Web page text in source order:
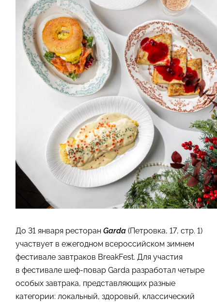
До 31 января ресторан Garda (Петровка, 17, стр. 1)
участвует в ежегодном всероссийском зимнем
фестивале завтраков BreakFest. Для участия
в фестивале шеф-повар Garda разработал четыре
особых завтрака, представляющих разные
категории: локальный, здоровый, классический